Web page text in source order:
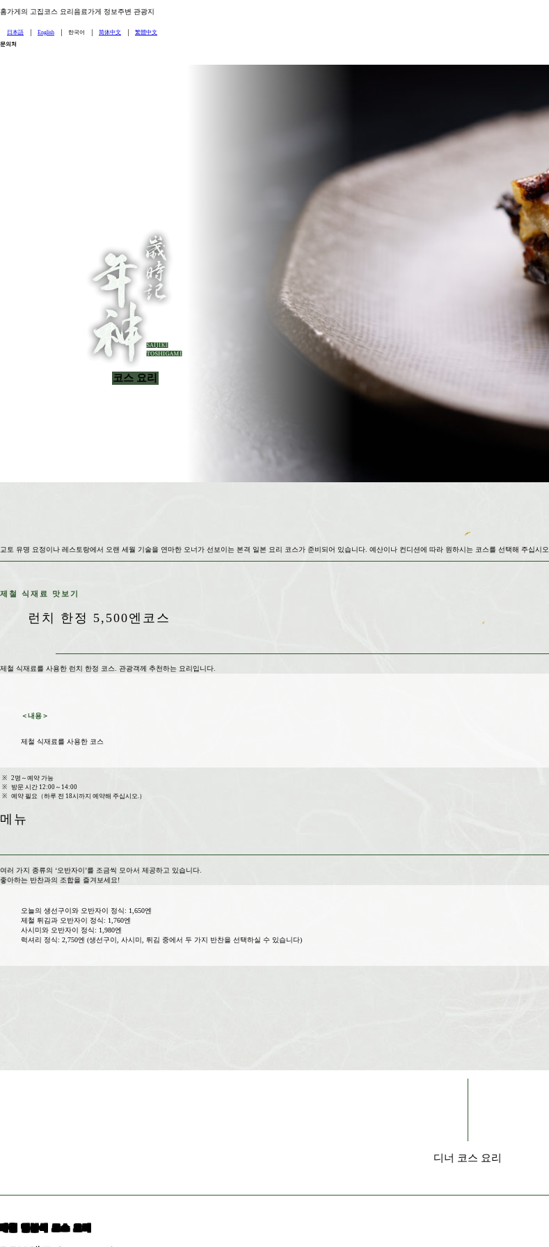
홈가게의 고집코스 요리음료가게 정보주변 관광지
English
日本語 한국어 简体中文
繁體中文
문의처
코스 요리
교토 유명 요정이나 레스토랑에서 오랜 세월 기술을 연마한 오너가 선보이는 본격 일본 요리 코스가 준비되어 있습니다. 예산이나 컨디션에 따라 원하시는 코스를 선택해 주십시오.
제철 식재료 맛보기
런치 한정 5,500엔코스
제철 식재료를 사용한 런치 한정 코스. 관광객께 추천하는 요리입니다.
＜내용＞
제철 식재료를 사용한 코스
※
2명～예약 가능
※
방문 시간 12:00～14:00
※
예약 필요（하루 전 18시까지 예약해 주십시오.）
메뉴
여러 가지 종류의 ‘오반자이’를 조금씩 모아서 제공하고 있습니다.
좋아하는 반찬과의 조합을 즐겨보세요!
오늘의 생선구이와 오반자이 정식: 1,650엔
제철 튀김과 오반자이 정식: 1,760엔
사시미와 오반자이 정식: 1,980엔
럭셔리 정식: 2,750엔 (생선구이, 사시미, 튀김 중에서 두 가지 반찬을 선택하실 수 있습니다)
디너 코스 요리
제철 일본식 코스 요리